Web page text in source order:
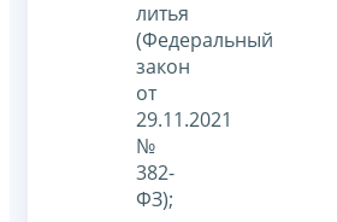
литья
(Федеральный
закон
от
29.11.2021
№
382-
ФЗ);